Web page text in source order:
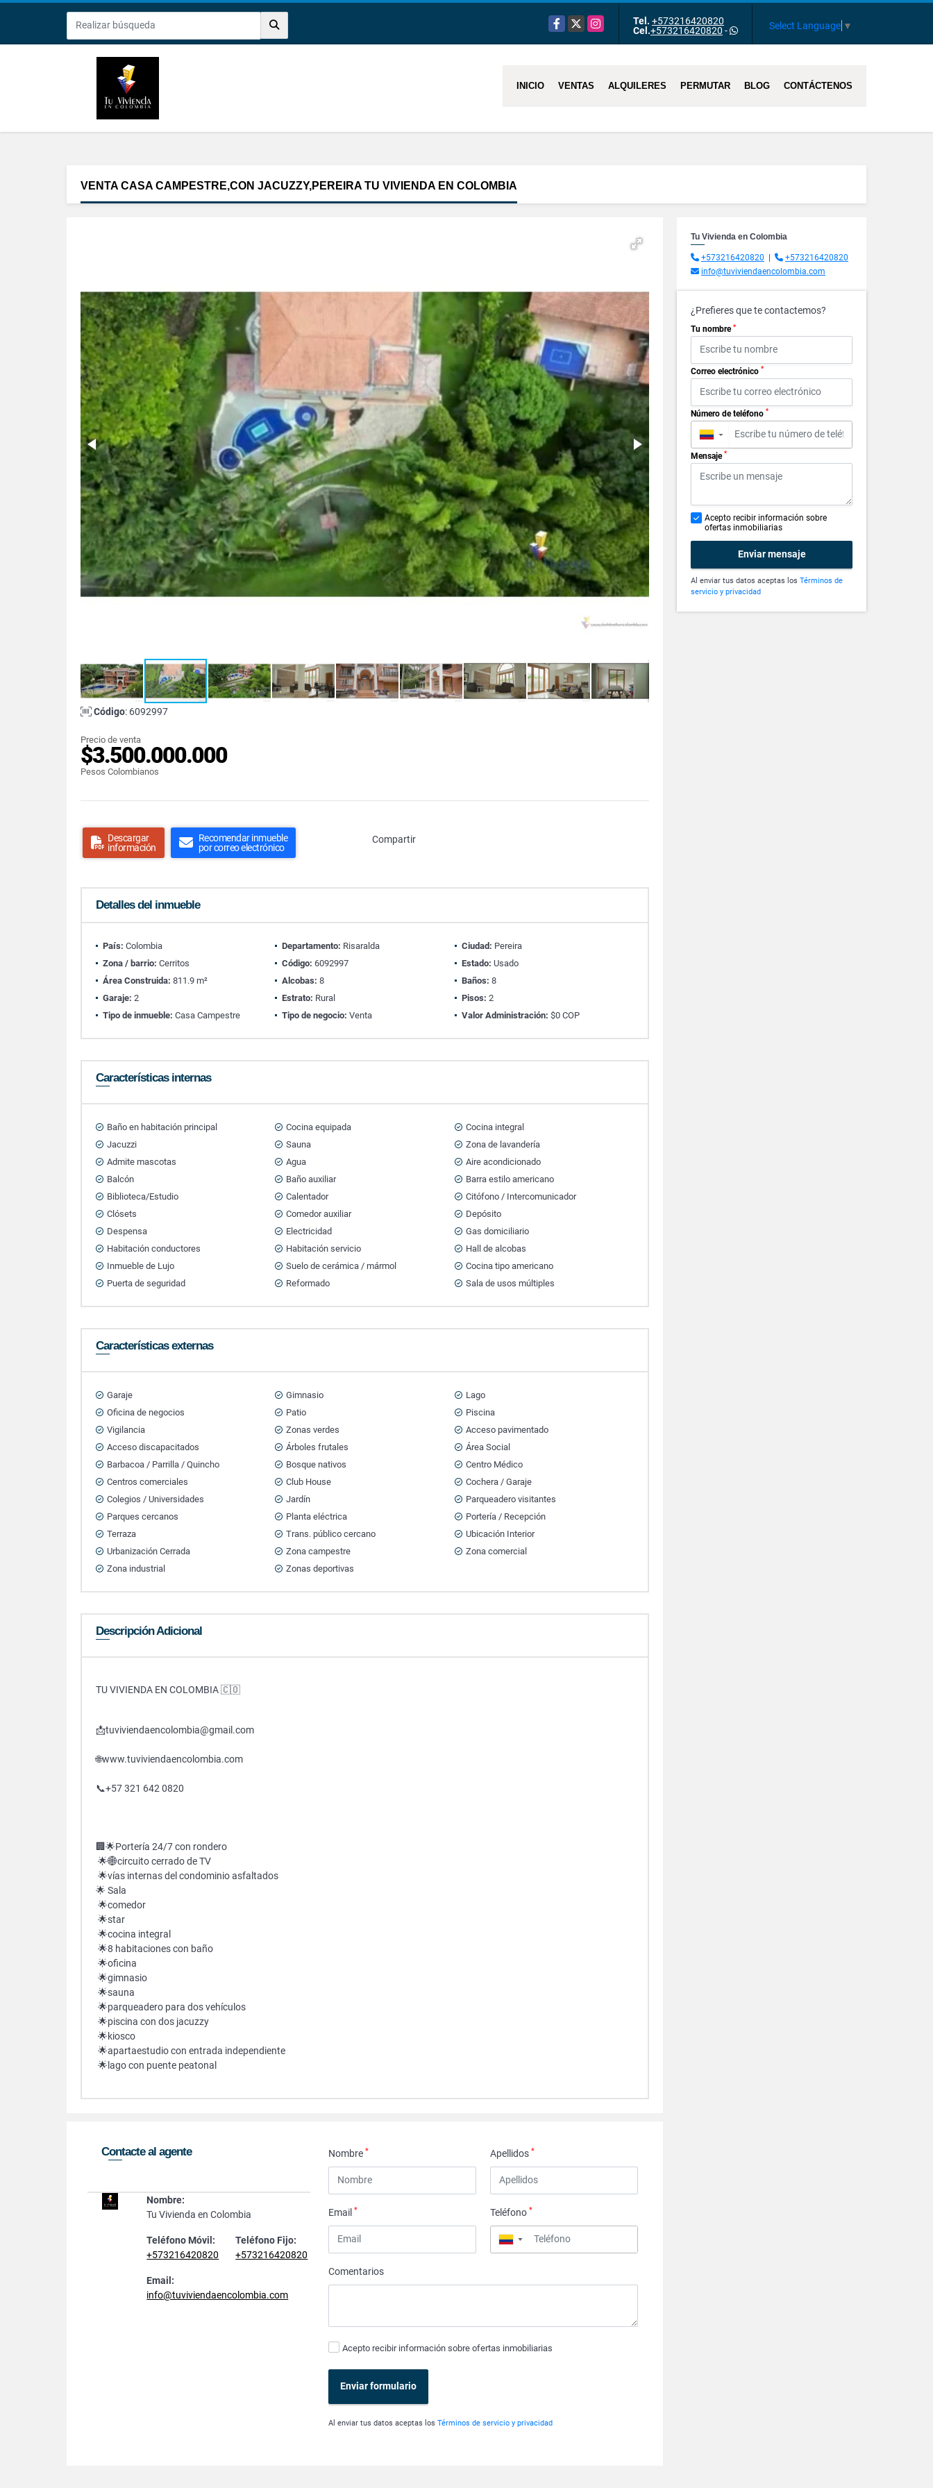
Facebook
X Instagram Tel. +573216420820
Cel.+573216420820 - Select Language ▼
INICIO VENTAS ALQUILERES PERMUTAR BLOG CONTÁCTENOS
VENTA CASA CAMPESTRE,CON JACUZZY,PEREIRA TU VIVIENDA EN COLOMBIA
Código: 6092997
Precio de venta
$3.500.000.000
Pesos Colombianos
Descargar
información
Recomendar inmueble
por correo electrónico
Compartir
Detalles del inmueble
País: Colombia Departamento: Risaralda Ciudad: Pereira
Zona / barrio: Cerritos Código: 6092997 Estado: Usado
Área Construida: 811.9 m² Alcobas: 8 Baños: 8
Garaje: 2 Estrato: Rural Pisos: 2
Tipo de inmueble: Casa Campestre Tipo de negocio: Venta Valor Administración: $0 COP
Características internas
Baño en habitación principal Cocina equipada
Cocina integral
Jacuzzi
Sauna
Zona de lavandería
Admite mascotas
Agua
Aire acondicionado
Balcón
Baño auxiliar
Barra estilo americano
Biblioteca/Estudio
Calentador
Citófono / Intercomunicador
Clósets
Comedor auxiliar
Depósito
Despensa
Electricidad
Gas domiciliario
Habitación conductores
Habitación servicio
Hall de alcobas
Inmueble de Lujo
Suelo de cerámica / mármol
Cocina tipo americano
Puerta de seguridad
Reformado Sala de usos múltiples
Características externas
Garaje Gimnasio
Lago
Oficina de negocios
Patio
Piscina
Vigilancia
Zonas verdes
Acceso pavimentado
Acceso discapacitados
Árboles frutales
Área Social
Barbacoa / Parrilla / Quincho
Bosque nativos
Centro Médico
Centros comerciales
Club House
Cochera / Garaje
Colegios / Universidades
Jardín
Parqueadero visitantes
Parques cercanos
Planta eléctrica
Portería / Recepción
Terraza
Trans. público cercano
Ubicación Interior
Urbanización Cerrada
Zona campestre
Zona comercial
Zona industrial
Zonas deportivas
Descripción Adicional
TU VIVIENDA EN COLOMBIA 🇨🇴
📩tuviviendaencolombia@gmail.com
🌐www.tuviviendaencolombia.com
📞+57 321 642 0820
🏢🌟Portería 24/7 con rondero
🌟🌐circuito cerrado de TV
🌟vías internas del condominio asfaltados
🌟 Sala
🌟comedor
🌟star
🌟cocina integral
🌟8 habitaciones con baño
🌟oficina
🌟gimnasio
🌟sauna
🌟parqueadero para dos vehículos
🌟piscina con dos jacuzzy
🌟kiosco
🌟apartaestudio con entrada independiente
🌟lago con puente peatonal
Contacte al agente
Nombre:
Tu Vivienda en Colombia
Teléfono Móvil:
+573216420820
Teléfono Fijo:
+573216420820
Email:
info@tuviviendaencolombia.com
Nombre* Apellidos*
Email* Teléfono*
▼
Comentarios
Acepto recibir información sobre ofertas inmobiliarias
Enviar formulario
Al enviar tus datos aceptas losTérminos de servicio y privacidad
Tu Vivienda en Colombia
+573216420820
+573216420820
info@tuviviendaencolombia.com
¿Prefieres que te contactemos?
Tu nombre *
Correo electrónico *
Número de teléfono *
▼
Mensaje *
Acepto recibir información sobre
ofertas inmobiliarias
Enviar mensaje
Al enviar tus datos aceptas los Términos de
servicio y privacidad